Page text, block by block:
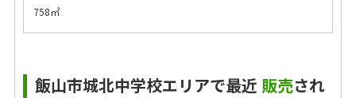
758㎡
飯山市城北中学校エリアで最近 販売され